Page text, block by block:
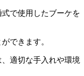
で使用したブーケを
できます。
適切な手入れや環境